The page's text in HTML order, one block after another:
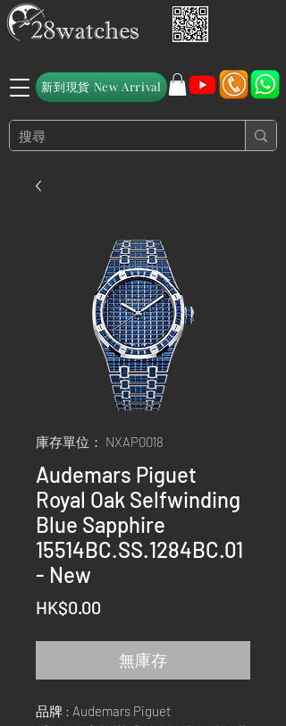
新到現貨 New Arrival
庫存單位： NXAP0018
Audemars Piguet
Royal Oak Selfwinding
Blue Sapphire
15514BC.SS.1284BC.01
- New
HK$0.00
無庫存
品牌 : Audemars Piguet